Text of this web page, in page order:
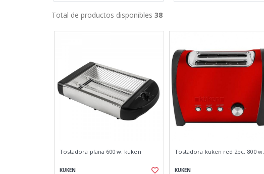
Total de productos disponibles 38
Tostadora plana 600 w. kuken
KUKEN
Tostadora kuken red 2pc. 800 w.
KUKEN